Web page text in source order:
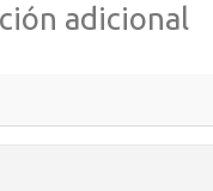
adicional